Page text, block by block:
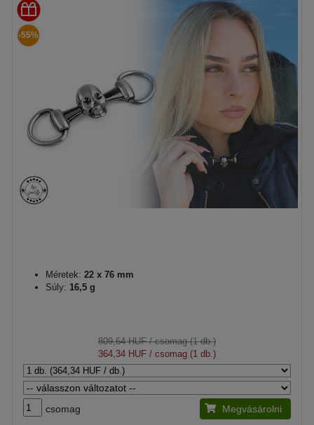
-55%
Méretek: 22 x 76 mm
Súly: 16,5 g
809,64 HUF/ csomag (1 db.)
364,34 HUF / csomag (1 db.)
csomag Megvásárolni